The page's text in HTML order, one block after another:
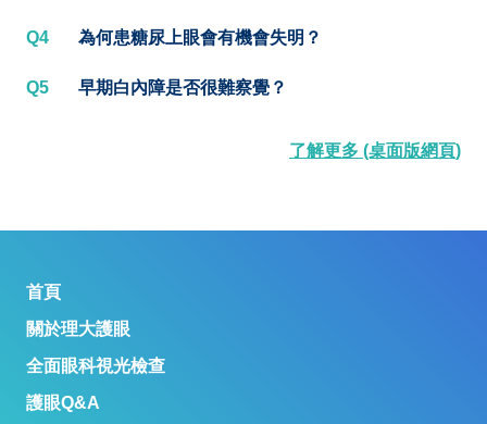
Q4 為何患糖尿上眼會有機會失明？
Q5 早期白內障是否很難察覺？
了解更多 (桌面版網頁)
首頁
關於理大護眼
全面眼科視光檢查
護眼Q&A